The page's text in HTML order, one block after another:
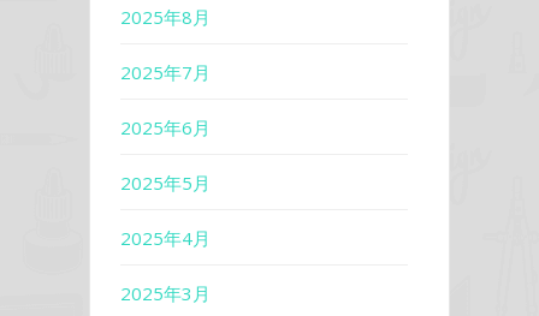
2025年8月
2025年7月
2025年6月
2025年5月
2025年4月
2025年3月